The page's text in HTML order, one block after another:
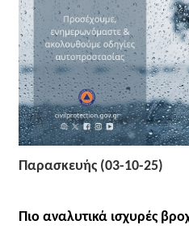
Παρασκευής (03-10-25)
Πιο αναλυτικά ισχυρές